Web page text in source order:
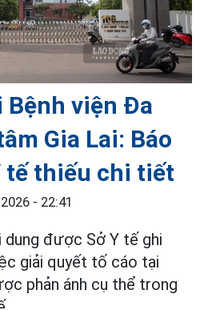
Bệnh viện Đa
Gia Lai: Báo
tế thiếu chi tiết
- 22:41
được Sở Y tế ghi
giải quyết tố cáo tại
phản ánh cụ thể trong